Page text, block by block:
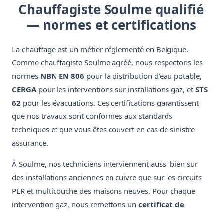
Chauffagiste Soulme qualifié
— normes et certifications
La chauffage est un métier réglementé en Belgique.
Comme chauffagiste Soulme agréé, nous respectons les
normes NBN EN 806 pour la distribution d'eau potable,
CERGApour les interventions sur installations gaz, et STS
62 pour les évacuations. Ces certifications garantissent
que nos travaux sont conformes aux standards
techniques et que vous êtes couvert en cas de sinistre
assurance.
À Soulme, nos techniciens interviennent aussi bien sur
des installations anciennes en cuivre que sur les circuits
PER et multicouche des maisons neuves. Pour chaque
intervention gaz, nous remettons un certificat de